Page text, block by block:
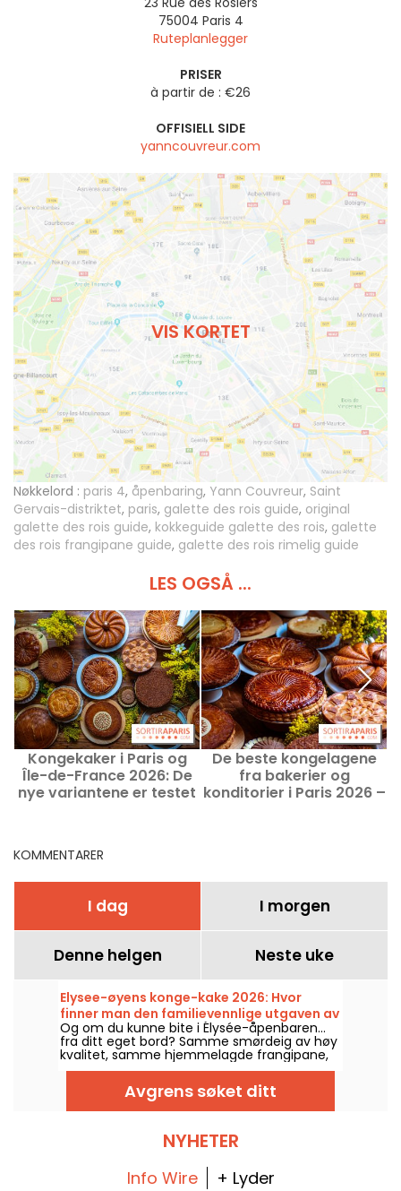
75004 Paris 4
Ruteplanlegger
PRISER
à partir de : €26
OFFISIELL SIDE
yanncouvreur.com
VIS KORTET
Nøkkelord : paris 4, åpenbaring, Yann Couvreur, Saint
Gervais-distriktet, paris, galette des rois guide, original
galette des rois guide, kokkeguide galette des rois, galette
des rois frangipane guide, galette des rois rimelig guide
LES OGSÅ ...
Kongekaker i Paris og
Île-de-France 2026: De
nye variantene er testet
De beste kongelagene
fra bakerier og
konditorier i Paris 2026 –
KOMMENTARER
I dag I morgen
Denne helgen Neste uke
Elysee-øyens konge-kake 2026: Hvor
finner man den familievennlige utgaven av
presidentkaken? – bilder
Og om du kunne bite i Élysée-åpenbaren…
fra ditt eget bord? Samme smørdeig av høy
kvalitet, samme hjemmelagde frangipane,
og denne gangen med en liten leke i midten
slik at alle kan bli konge eller dronning for et
øyeblikk. Den finnes i en familievri i et
håndverksbakeri i 15. arrondissementet,
slottet, men tilpasset for våre samlede bord!
Avgrens søket ditt
NYHETER
Info Wire + Lyder